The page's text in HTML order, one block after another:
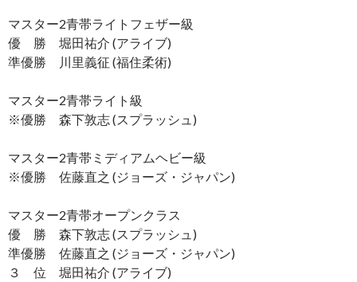
マスター2青帯ライトフェザー級
優 勝 堀田祐介 (アライブ)
準優勝 川里義征 (福住柔術)
マスター2青帯ライト級
※優勝 森下敦志 (スプラッシュ)
マスター2青帯ミディアムヘビー級
※優勝 佐藤直之 (ジョーズ・ジャパン)
マスター2青帯オープンクラス
優 勝 森下敦志 (スプラッシュ)
準優勝 佐藤直之 (ジョーズ・ジャパン)
３ 位 堀田祐介 (アライブ)